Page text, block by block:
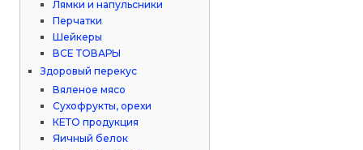
Лямки и напульсники
Перчатки
Шейкеры
ВСЕ ТОВАРЫ
Здоровый перекус
Вяленое мясо
Сухофрукты, орехи
КЕТО продукция
Яичный белок